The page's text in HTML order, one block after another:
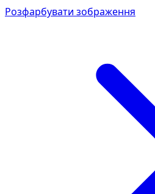
Розфарбувати зображення